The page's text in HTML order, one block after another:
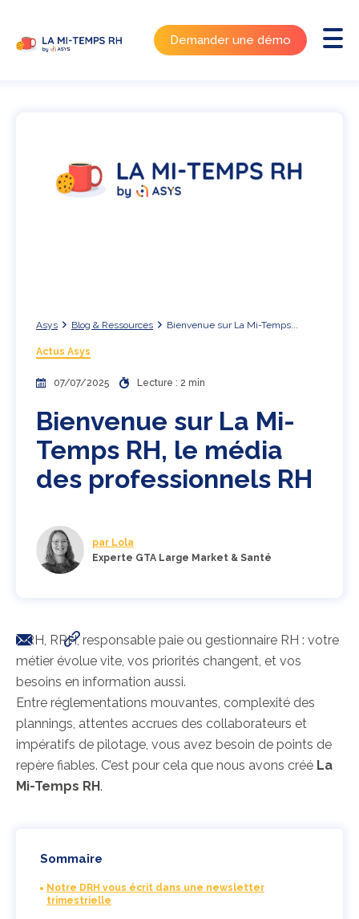
Demander une démo
Asys Blog & Ressources Bienvenue sur La Mi-Temps...
Actus Asys
07/07/2025 Lecture : 2 min
Bienvenue sur La Mi-
Temps RH, le média
des professionnels RH
par Lola
Experte GTA Large Market & Santé
DRH, RRH, responsable paie ou gestionnaire RH : votre
métier évolue vite, vos priorités changent, et vos
besoins en information aussi.
Entre réglementations mouvantes, complexité des
plannings, attentes accrues des collaborateurs et
impératifs de pilotage, vous avez besoin de points de
repère fiables. C’est pour cela que nous avons créé La
Mi-Temps RH.
Sommaire
Notre DRH vous écrit dans une newsletter
trimestrielle